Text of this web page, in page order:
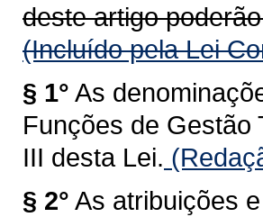
deste artigo
(Incluído pela Lei
§ 1° As
Funções de Gestão
III desta Lei.
§ 2° As atribuições